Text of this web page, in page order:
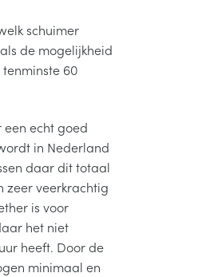
schuimer
de mogelijkheid
60
echt goed
in Nederland
daar dit totaal
zeer veerkrachtig
is voor
het niet
heeft. Door de
minimaal en